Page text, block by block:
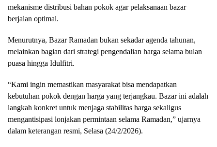
mekanisme distribusi bahan pokok agar pelaksanaan bazar
berjalan optimal.
Menurutnya, Bazar Ramadan bukan sekadar agenda tahunan,
melainkan bagian dari strategi pengendalian harga selama bulan
puasa hingga Idulfitri.
“Kami ingin memastikan masyarakat bisa mendapatkan
kebutuhan pokok dengan harga yang terjangkau. Bazar ini adalah
langkah konkret untuk menjaga stabilitas harga sekaligus
mengantisipasi lonjakan permintaan selama Ramadan,” ujarnya
dalam keterangan resmi, Selasa (24/2/2026).